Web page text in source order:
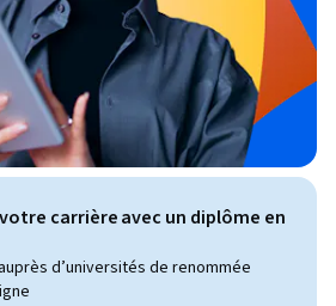
carrière avec un diplôme en
d’universités de renommée